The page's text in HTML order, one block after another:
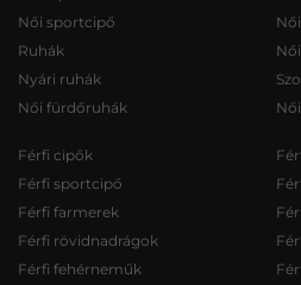
Női sportcipő
Ruhák
Nyári ruhák
Női fürdőruhák
Férfi cipők
Férfi sportcipő
Férfi farmerek
Férfi rövidnadrágok
Férfi fehérneműk